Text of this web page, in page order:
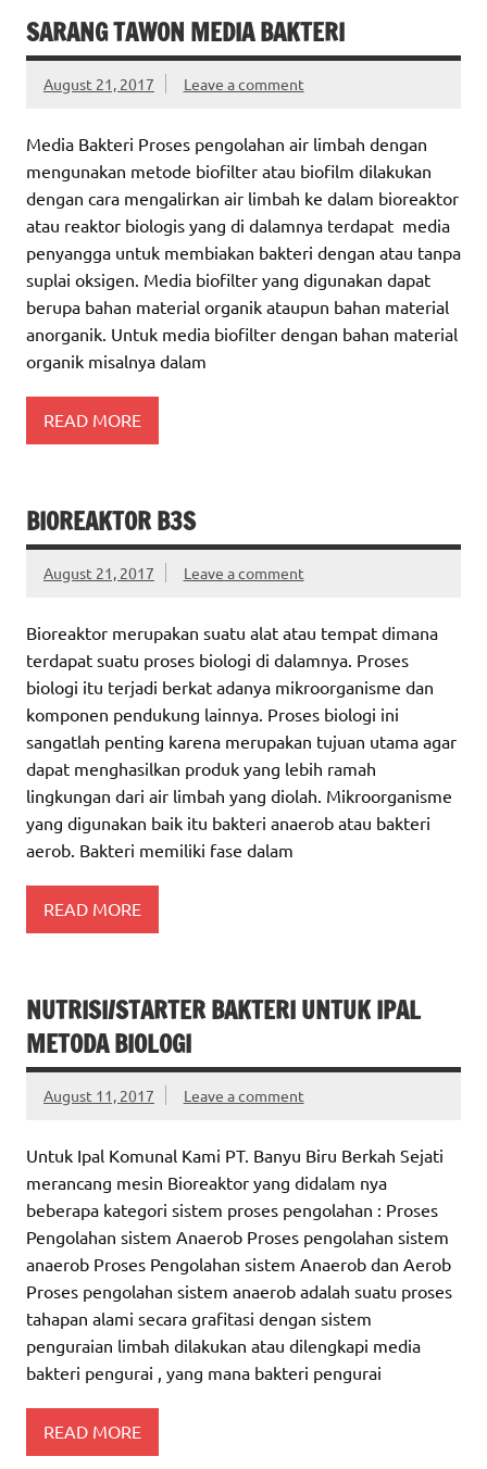
SARANG TAWON MEDIA BAKTERI
August 21, 2017 Leave a comment
Media Bakteri Proses pengolahan air limbah dengan
mengunakan metode biofilter atau biofilm dilakukan
dengan cara mengalirkan air limbah ke dalam bioreaktor
atau reaktor biologis yang di dalamnya terdapat media
penyangga untuk membiakan bakteri dengan atau tanpa
suplai oksigen. Media biofilter yang digunakan dapat
berupa bahan material organik ataupun bahan material
anorganik. Untuk media biofilter dengan bahan material
organik misalnya dalam
READ MORE
BIOREAKTOR B3S
August 21, 2017 Leave a comment
Bioreaktor merupakan suatu alat atau tempat dimana
terdapat suatu proses biologi di dalamnya. Proses
biologi itu terjadi berkat adanya mikroorganisme dan
komponen pendukung lainnya. Proses biologi ini
sangatlah penting karena merupakan tujuan utama agar
dapat menghasilkan produk yang lebih ramah
lingkungan dari air limbah yang diolah. Mikroorganisme
yang digunakan baik itu bakteri anaerob atau bakteri
aerob. Bakteri memiliki fase dalam
READ MORE
NUTRISI/STARTER BAKTERI UNTUK IPAL
METODA BIOLOGI
August 11, 2017 Leave a comment
Untuk Ipal Komunal Kami PT. Banyu Biru Berkah Sejati
merancang mesin Bioreaktor yang didalam nya
beberapa kategori sistem proses pengolahan : Proses
Pengolahan sistem Anaerob Proses pengolahan sistem
anaerob Proses Pengolahan sistem Anaerob dan Aerob
Proses pengolahan sistem anaerob adalah suatu proses
tahapan alami secara grafitasi dengan sistem
penguraian limbah dilakukan atau dilengkapi media
bakteri pengurai , yang mana bakteri pengurai
READ MORE